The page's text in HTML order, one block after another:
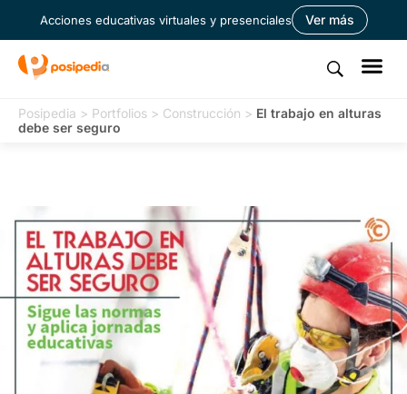
Acciones educativas virtuales y presenciales Ver más
Posipedia > Portfolios > Construcción > El trabajo en alturas
debe ser seguro